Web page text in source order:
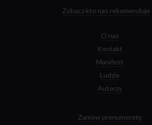
Zobacz kto nas rekomenduje
O nas
Kontakt
Manifest
Ludzie
Autorzy
Zamów prenumeratę